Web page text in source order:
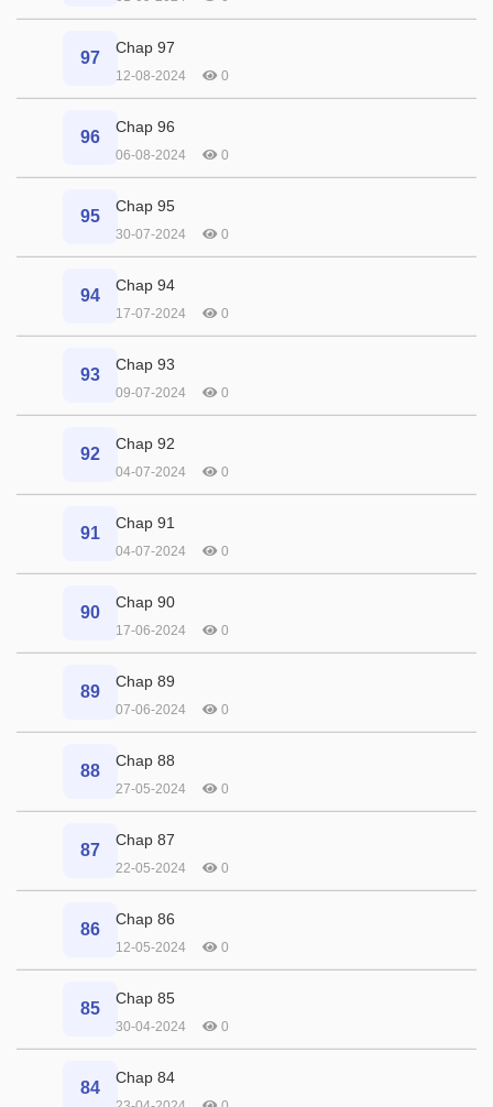
97
Chap 97
12-08-2024 0
96
Chap 96
06-08-2024 0
95
Chap 95
30-07-2024 0
94
Chap 94
17-07-2024 0
93
Chap 93
09-07-2024 0
92
Chap 92
04-07-2024 0
91
Chap 91
04-07-2024 0
90
Chap 90
17-06-2024 0
89
Chap 89
07-06-2024 0
88
Chap 88
27-05-2024 0
87
Chap 87
22-05-2024 0
86
Chap 86
12-05-2024 0
85
Chap 85
30-04-2024 0
84
Chap 84